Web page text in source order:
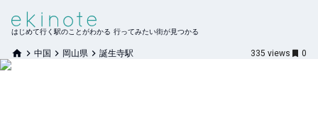
はじめて行く駅のことがわかる 行ってみたい街が見つかる
中国 岡山県 誕生寺駅 335 views 0